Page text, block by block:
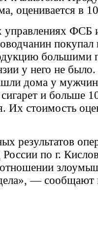
оценивается в
управлениях
покупал
большими
у него не
дома у
и больше
Их стоимость
результатов
по г.
отношении
—